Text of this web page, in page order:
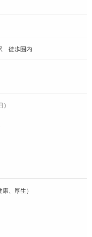
徒歩圏内
、厚生）